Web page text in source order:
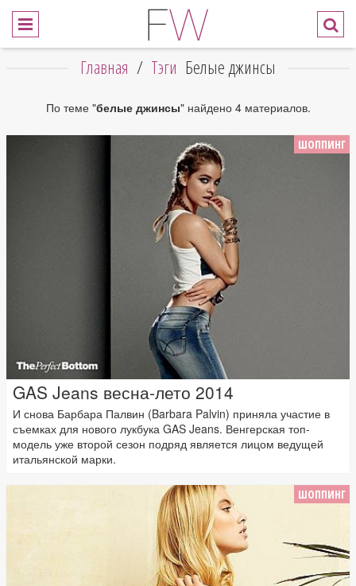
Главная / Тэги Белые джинсы
По теме "белые джинсы" найдено 4 материалов.
ШОППИНГ
GAS Jeans весна-лето 2014
И снова Барбара Палвин (Barbara Palvin) приняла участие в
съемках для нового лукбука GAS Jeans. Венгерская топ-
модель уже второй сезон подряд является лицом ведущей
итальянской марки.
ШОППИНГ